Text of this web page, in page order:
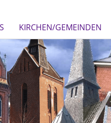
KIRCHEN/GEMEINDEN